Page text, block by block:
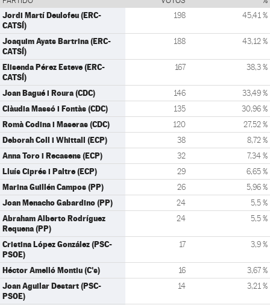
Jordi Martí Deulofeu (ERC-
CATSÍ)
198 45,41 %
Joaquim Ayats Bartrina (ERC-
CATSÍ)
188 43,12 %
Elisenda Pérez Esteve (ERC-
CATSÍ)
167 38,3 %
Joan Bagué i Roura (CDC) 146 33,49 %
Clàudia Massó i Fontàs (CDC) 135 30,96 %
Romà Codina i Maseras (CDC) 120 27,52 %
Deborah Coll i Whittall (ECP) 38 8,72 %
Anna Toro i Recasens (ECP) 32 7,34 %
Lluís Ciprés i Paltre (ECP) 29 6,65 %
Marina Guillén Campos (PP) 26 5,96 %
Joan Menacho Gabardino (PP) 24 5,5 %
Abraham Alberto Rodríguez
Requena (PP)
24 5,5 %
Cristina López González (PSC-
PSOE)
17 3,9 %
Héctor Amelló Montiu (C's) 16 3,67 %
Joan Aguilar Destart (PSC-
PSOE)
14 3,21 %